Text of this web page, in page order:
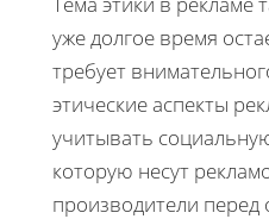
уже долгое время
требует
этические аспекты
учитывать
которую несут
производители